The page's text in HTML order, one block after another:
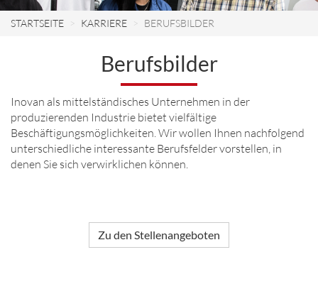
STARTSEITE KARRIERE BERUFSBILDER
Berufsbilder
Inovan als mittelständisches Unternehmen in der
produzierenden Industrie bietet vielfältige
Beschäftigungsmöglichkeiten. Wir wollen Ihnen nachfolgend
unterschiedliche interessante Berufsfelder vorstellen, in
denen Sie sich verwirklichen können.
Zu den Stellenangeboten